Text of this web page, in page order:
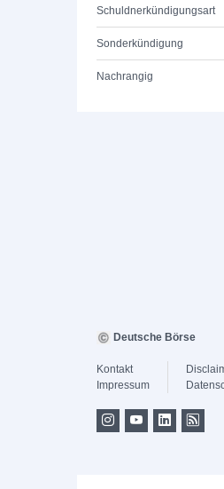
Schuldnerkündigungsart
Sonderkündigung
Nachrangig
Deutsche Börse
Kontakt
Impressum